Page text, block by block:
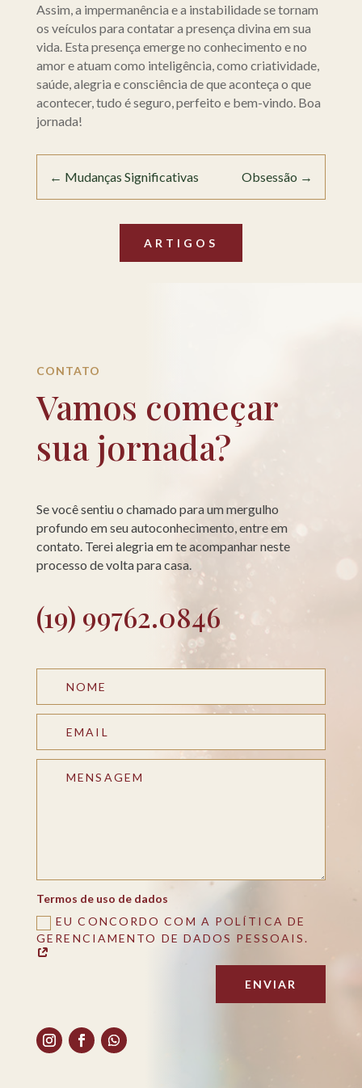
Assim, a impermanência e a instabilidade se tornam
os veículos para contatar a presença divina em sua
vida. Esta presença emerge no conhecimento e no
amor e atuam como inteligência, como criatividade,
saúde, alegria e consciência de que aconteça o que
acontecer, tudo é seguro, perfeito e bem-vindo. Boa
jornada!
← Mudanças Significativas Obsessão →
ARTIGOS
CONTATO
Vamos começar
sua jornada?
Se você sentiu o chamado para um mergulho
profundo em seu autoconhecimento, entre em
contato. Terei alegria em te acompanhar neste
processo de volta para casa.
(19) 99762.0846
Termos de uso de dados
EU CONCORDO COM A POLÍTICA DE
GERENCIAMENTO DE DADOS PESSOAIS.
ENVIAR